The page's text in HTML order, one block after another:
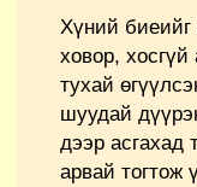
Хүний
ховор,
тухай
шуудай
дээр асгахад
арвай тогтож